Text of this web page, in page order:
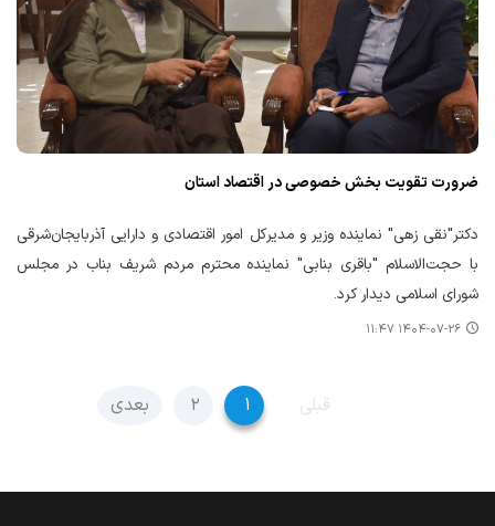
ضرورت تقویت بخش خصوصی در اقتصاد استان
دکتر"نقی زهی" نماینده وزیر و مدیرکل امور اقتصادی و دارایی آذربایجان‌شرقی
با حجت‌الاسلام "باقری بنابی" نماینده محترم مردم شریف بناب در مجلس
شورای اسلامی دیدار کرد.
۱۴۰۴-۰۷-۲۶ ۱۱:۴۷
قبلی ۱ ۲ بعدی